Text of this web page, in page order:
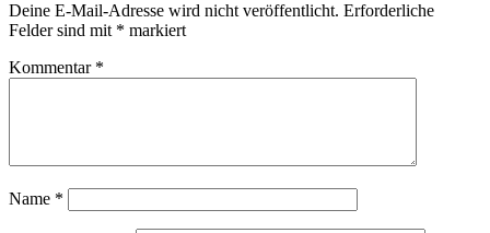
Deine E-Mail-Adresse wird nicht veröffentlicht. Erforderliche
Felder sind mit * markiert
Kommentar *
Name *